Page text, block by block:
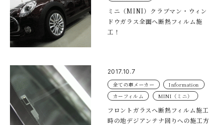
ミニ（MINI）クラブマン・ウィン
ドウガラス全面へ断熱フィルム施
工！
2017.10.7
全ての車メーカー
Information
カーフィルム
MINI（ミニ）
フロントガラスへ断熱フィルム施工
時の地デジアンテナ回りへの施工方